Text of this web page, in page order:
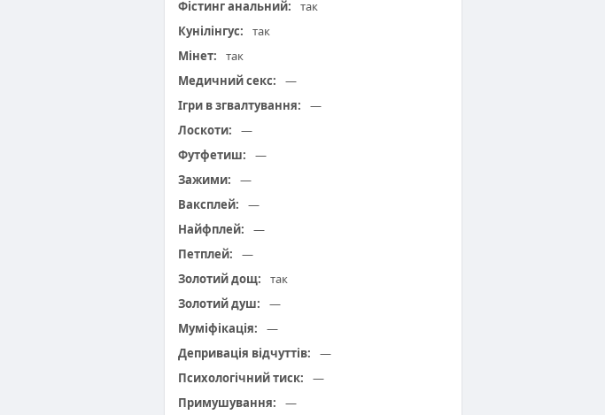
Фістинг анальний:
так
Кунілінгус:
так
Мінет:
так
Медичний секс:
—
Ігри в згвалтування:
—
Лоскоти:
—
Футфетиш:
—
Зажими:
—
Ваксплей:
—
Найфплей:
—
Петплей:
—
Золотий дощ:
так
Золотий душ:
—
Муміфікація:
—
Депривація відчуттів:
—
Психологічний тиск:
—
Примушування:
—